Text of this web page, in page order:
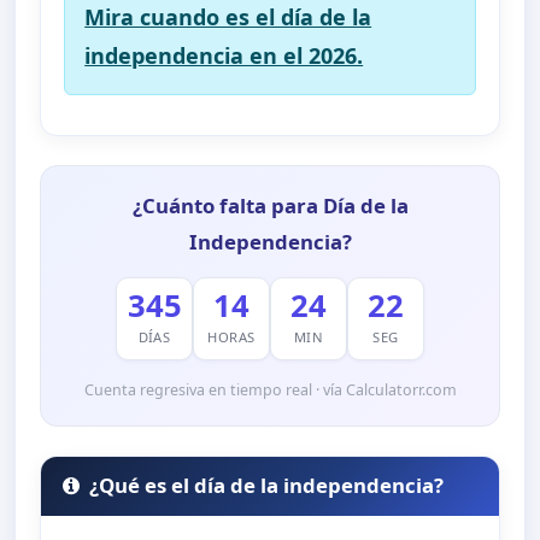
Mira cuando es el día de la
independencia en el 2026.
¿Cuánto falta para Día de la
Independencia?
345
DÍAS
14
HORAS
24
MIN
21
SEG
Cuenta regresiva en tiempo real · vía Calculatorr.com
¿Qué es el día de la independencia?